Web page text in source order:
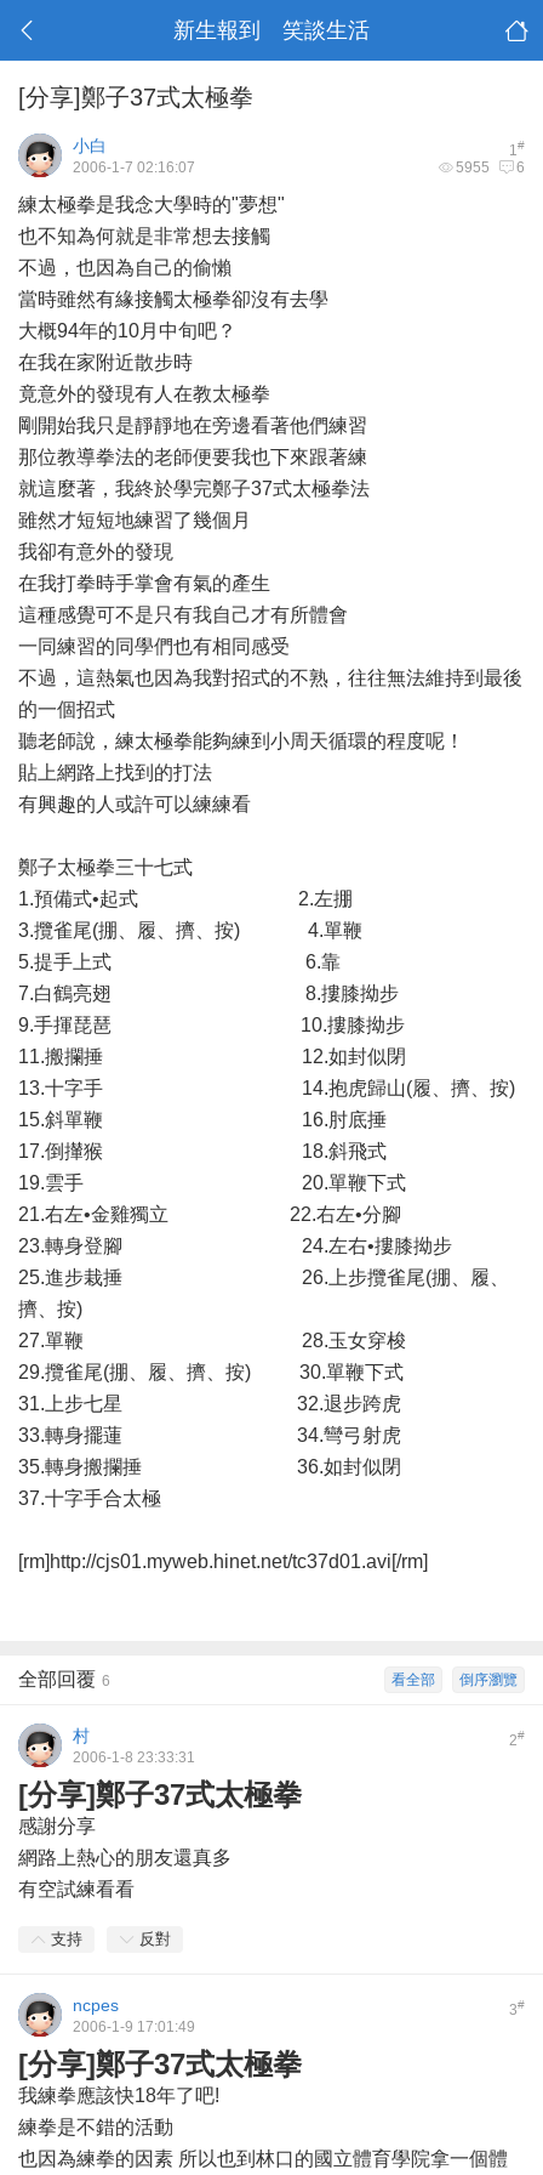
新生報到 笑談生活
[分享]鄭子37式太極拳
1#
小白
5955 6
2006-1-7 02:16:07
練太極拳是我念大學時的"夢想"
也不知為何就是非常想去接觸
不過，也因為自己的偷懶
當時雖然有緣接觸太極拳卻沒有去學
大概94年的10月中旬吧？
在我在家附近散步時
竟意外的發現有人在教太極拳
剛開始我只是靜靜地在旁邊看著他們練習
那位教導拳法的老師便要我也下來跟著練
就這麼著，我終於學完鄭子37式太極拳法
雖然才短短地練習了幾個月
我卻有意外的發現
在我打拳時手掌會有氣的產生
這種感覺可不是只有我自己才有所體會
一同練習的同學們也有相同感受
不過，這熱氣也因為我對招式的不熟，往往無法維持到最後
的一個招式
聽老師說，練太極拳能夠練到小周天循環的程度呢！
貼上網路上找到的打法
有興趣的人或許可以練練看
鄭子太極拳三十七式
1.預備式•起式 2.左掤
3.攬雀尾(掤、履、擠、按) 4.單鞭
5.提手上式 6.靠
7.白鶴亮翅 8.摟膝拗步
9.手揮琵琶 10.摟膝拗步
11.搬攔捶 12.如封似閉
13.十字手 14.抱虎歸山(履、擠、按)
15.斜單鞭 16.肘底捶
17.倒攆猴 18.斜飛式
19.雲手 20.單鞭下式
21.右左•金雞獨立 22.右左•分腳
23.轉身登腳 24.左右•摟膝拗步
25.進步栽捶 26.上步攬雀尾(掤、履、
擠、按)
27.單鞭 28.玉女穿梭
29.攬雀尾(掤、履、擠、按) 30.單鞭下式
31.上步七星 32.退步跨虎
33.轉身擺蓮 34.彎弓射虎
35.轉身搬攔捶 36.如封似閉
37.十字手合太極
[rm]http://cjs01.myweb.hinet.net/tc37d01.avi[/rm]
倒序瀏覽
看全部
全部回覆 6
2#
村
2006-1-8 23:33:31
[分享]鄭子37式太極拳
感謝分享
網路上熱心的朋友還真多
有空試練看看
支持 反對
3#
ncpes
2006-1-9 17:01:49
[分享]鄭子37式太極拳
我練拳應該快18年了吧!
練拳是不錯的活動
也因為練拳的因素 所以也到林口的國立體育學院拿一個體